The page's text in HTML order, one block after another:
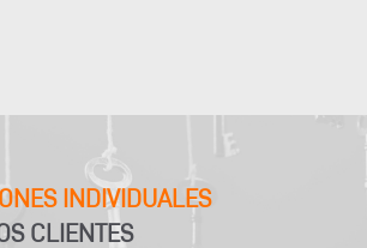
INDIVIDUALES
CLIENTES